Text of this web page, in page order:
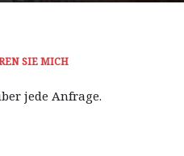
SIE MICH
jede Anfrage.